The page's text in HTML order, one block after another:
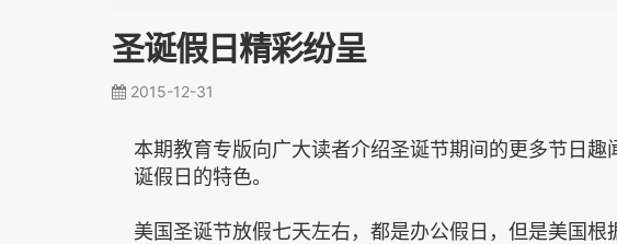
圣诞假日精彩纷呈
2015-12-31
本期教育专版向广大读者介绍圣诞节期间的更多节日
诞假日的特色。
美国圣诞节放假七天左右，都是办公假日，但是美国